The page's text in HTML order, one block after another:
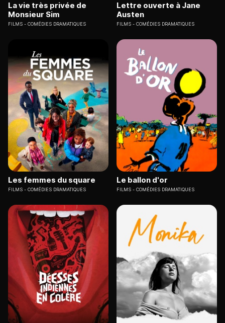
La vie très privée de
Monsieur Sim
FILMS COMÉDIES DRAMATIQUES
Lettre ouverte à Jane
Austen
FILMS COMÉDIES DRAMATIQUES
Les femmes du square
FILMS COMÉDIES DRAMATIQUES
Le ballon d'or
FILMS COMÉDIES DRAMATIQUES